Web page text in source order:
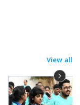
View all